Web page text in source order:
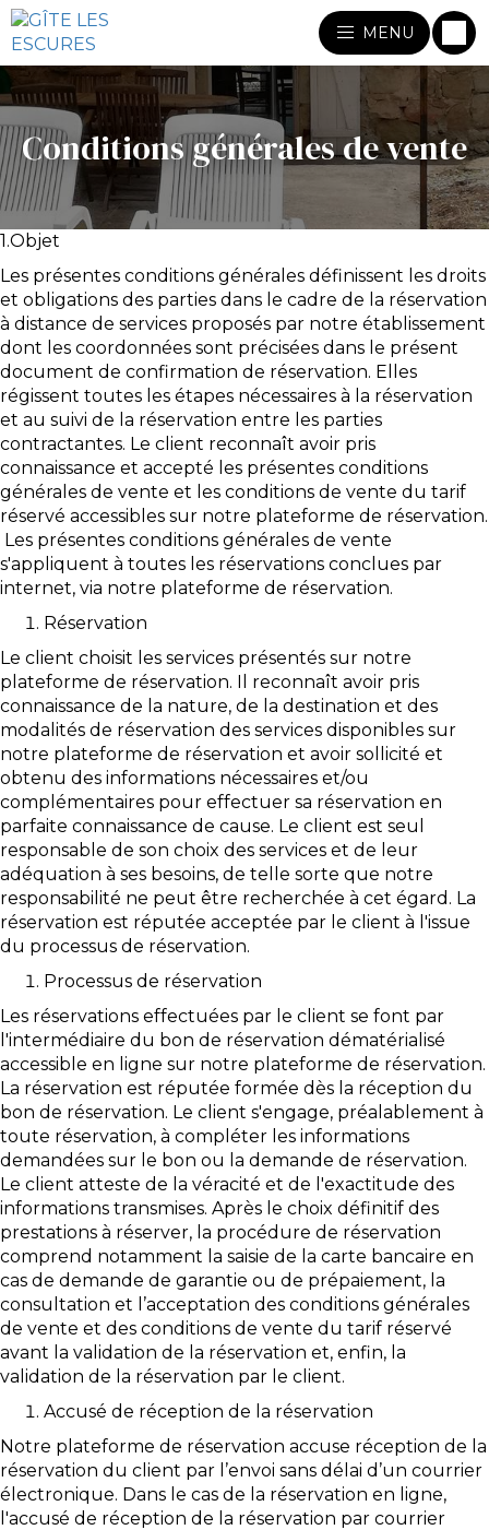
MENU
Conditions générales de vente
1.Objet
Les présentes conditions générales définissent les droits
et obligations des parties dans le cadre de la réservation
à distance de services proposés par notre établissement
dont les coordonnées sont précisées dans le présent
document de confirmation de réservation. Elles
régissent toutes les étapes nécessaires à la réservation
et au suivi de la réservation entre les parties
contractantes. Le client reconnaît avoir pris
connaissance et accepté les présentes conditions
générales de vente et les conditions de vente du tarif
réservé accessibles sur notre plateforme de réservation.
Les présentes conditions générales de vente
s'appliquent à toutes les réservations conclues par
internet, via notre plateforme de réservation.
Réservation
Le client choisit les services présentés sur notre
plateforme de réservation. Il reconnaît avoir pris
connaissance de la nature, de la destination et des
modalités de réservation des services disponibles sur
notre plateforme de réservation et avoir sollicité et
obtenu des informations nécessaires et/ou
complémentaires pour effectuer sa réservation en
parfaite connaissance de cause. Le client est seul
responsable de son choix des services et de leur
adéquation à ses besoins, de telle sorte que notre
responsabilité ne peut être recherchée à cet égard. La
réservation est réputée acceptée par le client à l'issue
du processus de réservation.
Processus de réservation
Les réservations effectuées par le client se font par
l'intermédiaire du bon de réservation dématérialisé
accessible en ligne sur notre plateforme de réservation.
La réservation est réputée formée dès la réception du
bon de réservation. Le client s'engage, préalablement à
toute réservation, à compléter les informations
demandées sur le bon ou la demande de réservation.
Le client atteste de la véracité et de l'exactitude des
informations transmises. Après le choix définitif des
prestations à réserver, la procédure de réservation
comprend notamment la saisie de la carte bancaire en
cas de demande de garantie ou de prépaiement, la
consultation et l’acceptation des conditions générales
de vente et des conditions de vente du tarif réservé
avant la validation de la réservation et, enfin, la
validation de la réservation par le client.
Accusé de réception de la réservation
Notre plateforme de réservation accuse réception de la
réservation du client par l’envoi sans délai d’un courrier
électronique. Dans le cas de la réservation en ligne,
l'accusé de réception de la réservation par courrier